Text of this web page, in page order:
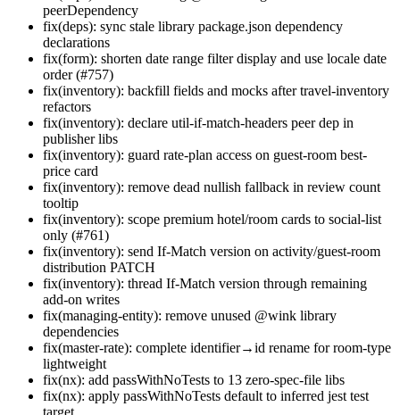
peerDependency
fix(deps): sync stale library package.json dependency
declarations
fix(form): shorten date range filter display and use locale date
order (#757)
fix(inventory): backfill fields and mocks after travel-inventory
refactors
fix(inventory): declare util-if-match-headers peer dep in
publisher libs
fix(inventory): guard rate-plan access on guest-room best-
price card
fix(inventory): remove dead nullish fallback in review count
tooltip
fix(inventory): scope premium hotel/room cards to social-list
only (#761)
fix(inventory): send If-Match version on activity/guest-room
distribution PATCH
fix(inventory): thread If-Match version through remaining
add-on writes
fix(managing-entity): remove unused @wink library
dependencies
fix(master-rate): complete identifier→id rename for room-type
lightweight
fix(nx): add passWithNoTests to 13 zero-spec-file libs
fix(nx): apply passWithNoTests default to inferred jest test
target